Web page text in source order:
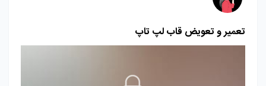
تعمیر و تعویض قاب لپ تاپ